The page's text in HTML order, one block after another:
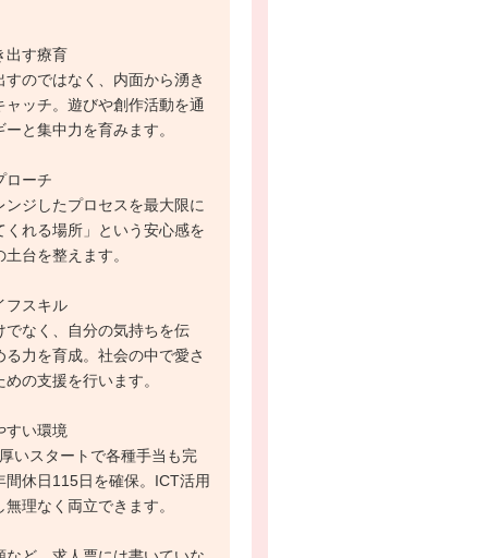
出す療育
のではなく、内面から湧き
ッチ。遊びや創作活動を通
と集中力を育みます。
ローチ
ジしたプロセスを最大限に
れる場所」という安心感を
台を整えます。
フスキル
でなく、自分の気持ちを伝
力を育成。社会の中で愛さ
の支援を行います。
い環境
いスタートで各種手当も完
休日115日を確保。ICT活用
理なく両立できます。